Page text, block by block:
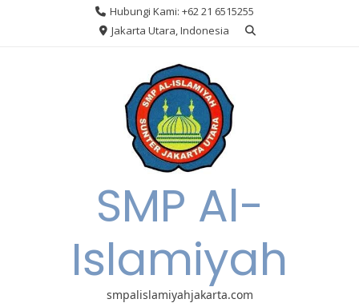
Hubungi Kami: +62 21 6515255
Jakarta Utara, Indonesia
SMP Al-
Islamiyah
smpalislamiyahjakarta.com